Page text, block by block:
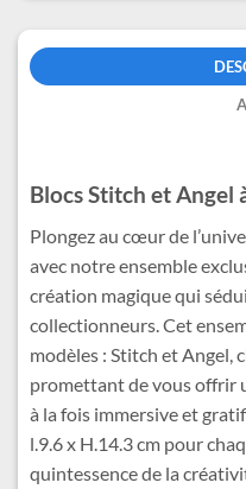
Blocs Stitch et Angel
Plongez au cœur de
avec notre ensemble
création magique qui
collectionneurs. Cet
modèles : Stitch et Angel,
promettant de vous offrir
à la fois immersive et
l.9.6 x H.14.3 cm pour
quintessence de la